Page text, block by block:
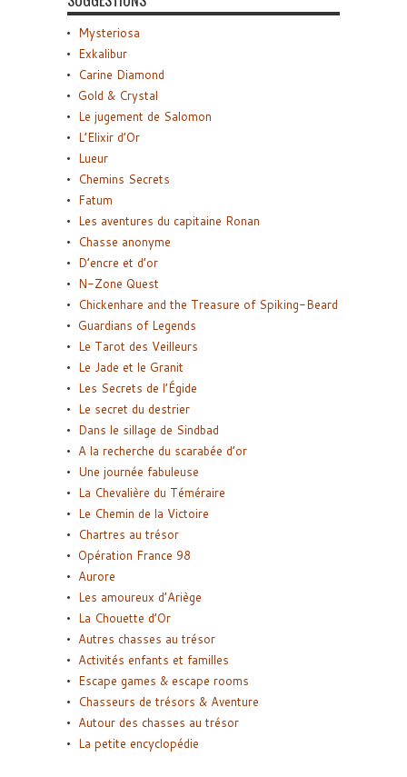
Mysteriosa
Exkalibur
Carine Diamond
Gold & Crystal
Le jugement de Salomon
L’Elixir d’Or
Lueur
Chemins Secrets
Fatum
Les aventures du capitaine Ronan
Chasse anonyme
D’encre et d’or
N-Zone Quest
Chickenhare and the Treasure of Spiking-Beard
Guardians of Legends
Le Tarot des Veilleurs
Le Jade et le Granit
Les Secrets de l’Égide
Le secret du destrier
Dans le sillage de Sindbad
A la recherche du scarabée d’or
Une journée fabuleuse
La Chevalière du Téméraire
Le Chemin de la Victoire
Chartres au trésor
Opération France 98
Aurore
Les amoureux d’Ariège
La Chouette d’Or
Autres chasses au trésor
Activités enfants et familles
Escape games & escape rooms
Chasseurs de trésors & Aventure
Autour des chasses au trésor
La petite encyclopédie